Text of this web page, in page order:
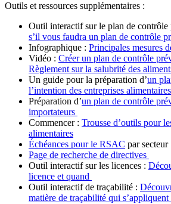
Outils et ressources supplémentaires :
Outil interactif sur le plan de contrôle
s’il vous faudra un plan de contrôle
Infographique : Principales mesures
Vidéo : Créer un plan de contrôle
Règlement sur la salubrité des
Un guide pour la préparation d’un
l’intention des entreprises
Préparation d’un plan de contrôle
importateurs
Commencer : Trousse d’outils pour
alimentaires
Échéances pour le RSAC par secteur
Page de recherche de directives
Outil interactif sur les licences :
licence et quand
Outil interactif de traçabilité :
matière de traçabilité qui s’appliquent